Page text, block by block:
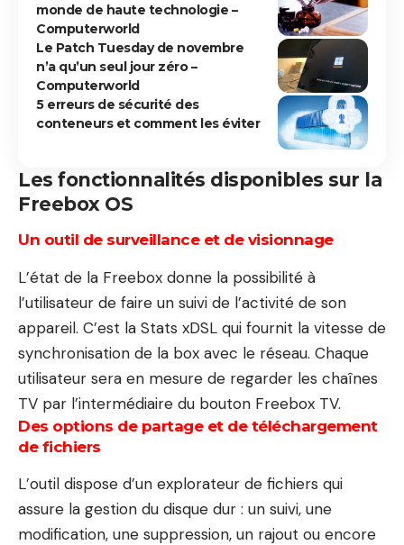
monde de haute technologie –
Computerworld
Le Patch Tuesday de novembre
n’a qu’un seul jour zéro –
Computerworld
5 erreurs de sécurité des
conteneurs et comment les éviter
Les fonctionnalités disponibles sur la
Freebox OS
Un outil de surveillance et de visionnage
L’état de la Freebox donne la possibilité à
l’utilisateur de faire un suivi de l’activité de son
appareil. C’est la Stats xDSL qui fournit la vitesse de
synchronisation de la box avec le réseau. Chaque
utilisateur sera en mesure de regarder les chaînes
TV par l’intermédiaire du bouton Freebox TV.
Des options de partage et de téléchargement
de fichiers
L’outil dispose d’un explorateur de fichiers qui
assure la gestion du disque dur : un suivi, une
modification, une suppression, un rajout ou encore